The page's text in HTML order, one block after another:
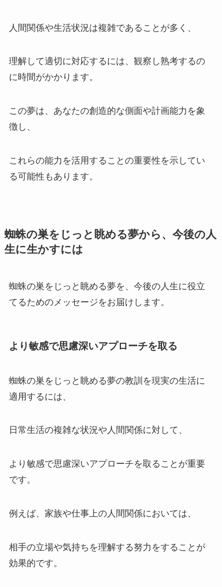
人間関係や生活状況は複雑であることが多く、
理解して適切に対応するには、観察し熟考するの
に時間がかかります。
この夢は、あなたの創造的な側面や計画能力を象
徴し、
これらの能力を活用することの重要性を示してい
る可能性もあります。
蜘蛛の巣をじっと眺める夢から、今後の人
生に生かすには
蜘蛛の巣をじっと眺める夢を、今後の人生に役立
てるためのメッセージをお届けします。
より敏感で思慮深いアプローチを取る
蜘蛛の巣をじっと眺める夢の教訓を現実の生活に
適用するには、
日常生活の複雑な状況や人間関係に対して、
より敏感で思慮深いアプローチを取ることが重要
です。
例えば、家族や仕事上の人間関係においては、
相手の立場や気持ちを理解する努力をすることが
効果的です。